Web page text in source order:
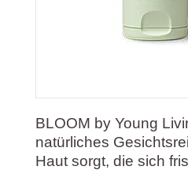
BLOOM by Young
natürliches
Haut sorgt, die sich